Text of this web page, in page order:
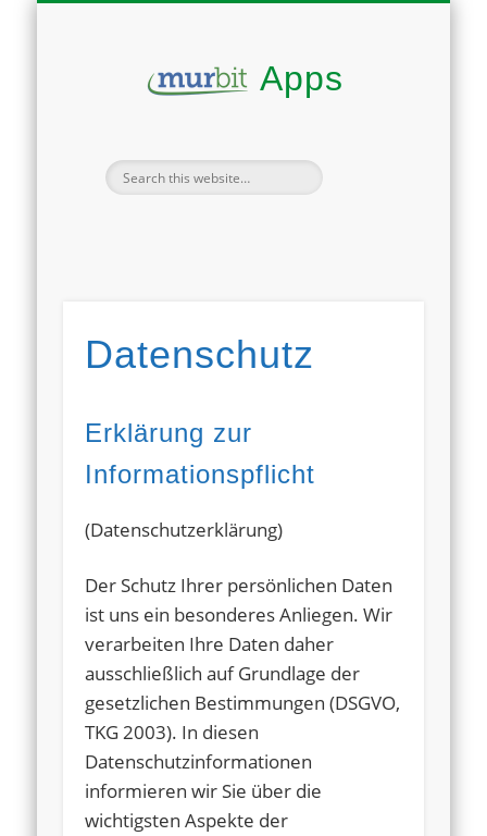
Apps
Datenschutz
Erklärung zur
Informationspflicht
(Datenschutzerklärung)
Der Schutz Ihrer persönlichen Daten
ist uns ein besonderes Anliegen. Wir
verarbeiten Ihre Daten daher
ausschließlich auf Grundlage der
gesetzlichen Bestimmungen (DSGVO,
TKG 2003). In diesen
Datenschutzinformationen
informieren wir Sie über die
wichtigsten Aspekte der